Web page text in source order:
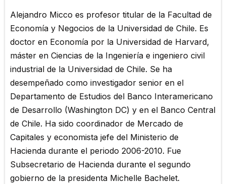
Alejandro Micco es profesor titular de la Facultad de
Economía y Negocios de la Universidad de Chile. Es
doctor en Economía por la Universidad de Harvard,
máster en Ciencias de la Ingeniería e ingeniero civil
industrial de la Universidad de Chile. Se ha
desempeñado como investigador senior en el
Departamento de Estudios del Banco Interamericano
de Desarrollo (Washington DC) y en el Banco Central
de Chile. Ha sido coordinador de Mercado de
Capitales y economista jefe del Ministerio de
Hacienda durante el periodo 2006-2010. Fue
Subsecretario de Hacienda durante el segundo
gobierno de la presidenta Michelle Bachelet.